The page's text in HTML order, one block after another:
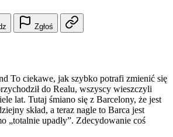
Zgłoś
To ciekawe, jak szybko potrafi zmienić się
do Realu, wszyscy wieszczyli
lat. Tutaj śmiano się z Barcelony, że jest
skład, a teraz nagle to Barca jest
„totalnie upadły”. Zdecydowanie coś